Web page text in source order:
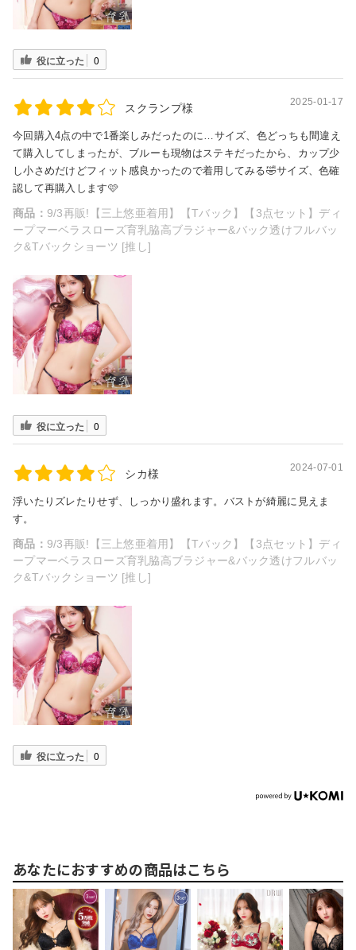
役に立った 0
スクランプ様 2025-01-17
今回購入4点の中で1番楽しみだったのに…サイズ、色どっちも間違え
て購入してしまったが、ブルーも現物はステキだったから、カップ少
し小さめだけどフィット感良かったので着用してみる🤣サイズ、色確
認して再購入します🩷
商品： 9/3再販!【三上悠亜着用】【Tバック】【3点セット】ディ
ープマーベラスローズ育乳脇高ブラジャー&バック透けフルバッ
ク&Tバックショーツ [推し]
役に立った 0
シカ様 2024-07-01
浮いたりズレたりせず、しっかり盛れます。バストが綺麗に見えま
す。
商品： 9/3再販!【三上悠亜着用】【Tバック】【3点セット】ディ
ープマーベラスローズ育乳脇高ブラジャー&バック透けフルバッ
ク&Tバックショーツ [推し]
役に立った 0
あなたにおすすめの商品はこちら